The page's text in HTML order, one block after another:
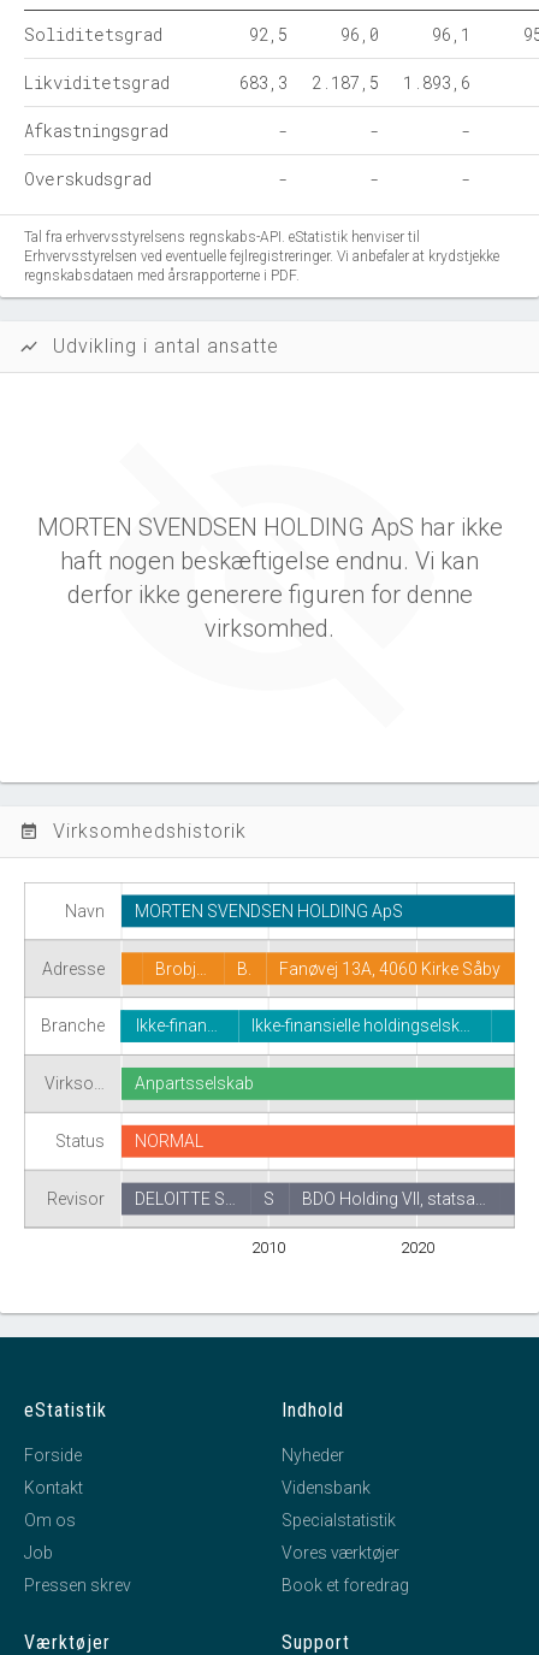
Soliditetsgrad 92,5 96,0 96,1
Likviditetsgrad 683,3 2.187,5 1.893,6
Afkastningsgrad - - -
Overskudsgrad - - -
Tal fra erhvervsstyrelsens regnskabs-API. eStatistik henviser til
Erhvervsstyrelsen ved eventuelle fejlregistreringer. Vi anbefaler at krydstjekke
regnskabsdataen med årsrapporterne i PDF.
show_chart Udvikling i antal ansatte
MORTEN SVENDSEN HOLDING ApS har ikke
haft nogen beskæftigelse endnu. Vi kan
derfor ikke generere figuren for denne
virksomhed.
event_note Virksomhedshistorik
Navn
Adresse
Branche
Virkso…
Status
Revisor
2010 2020
MORTEN SVENDSEN HOLDING ApS
Brobj… B. Fanøvej 13A, 4060 Kirke Såby
Ikke-finan… Ikke-finansielle holdingselsk…
Anpartsselskab
NORMAL
BDO Holding VII, statsa…
S
DELOITTE S…
eStatistik
Forside
Kontakt
Om os
Job
Pressen skrev
Indhold
Nyheder
Vidensbank
Specialstatistik
Vores værktøjer
Book et foredrag
Værktøjer Support